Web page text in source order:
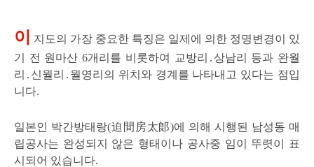
이
지도의 가장 중요한 특징은 일제에 의한 정명변경이 있
기 전 원마산 6개리를 비롯하여 교방리․상남리 등과 완월
리․신월리․월영리의 위치와 경계를 나타내고 있다는 점입
니다.
일본인 박간방태랑(迫間房太郞)에 의해 시행된 남성동 매
립공사는 완성되지 않은 형태이나 공사중 임이 뚜렷이 표
시되어 있습니다.